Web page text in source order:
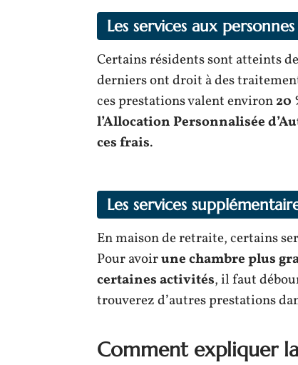
Les services aux
Certains résidents sont atteints
derniers ont droit à des
ces prestations valent environ20
l’Allocation Personnalisée
ces frais.
Les services
En maison de retraite, certains
Pour avoirune chambre plus
certaines activités, il faut
trouverez d’autres prestations
Comment expliquer